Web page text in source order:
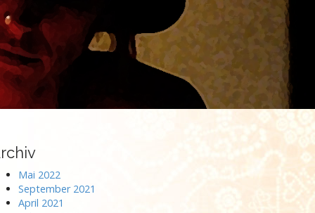
Mai 2022
September 2021
April 2021